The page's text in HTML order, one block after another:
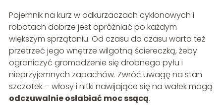
Pojemnik na kurz w odkurzaczach cyklonowych i
robotach dobrze jest opróżniać po każdym
większym sprzątaniu. Od czasu do czasu warto też
przetrzeć jego wnętrze wilgotną ściereczką, żeby
ograniczyć gromadzenie się drobnego pyłu i
nieprzyjemnych zapachów. Zwróć uwagę na stan
szczotek – włosy i nitki nawijające się na wałek mogą
odczuwalnie osłabiać moc ssącą.